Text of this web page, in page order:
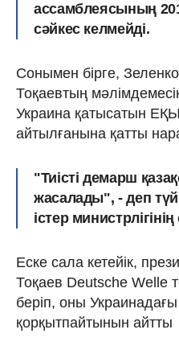
ассамблеясының
сәйкес келмейді.
Сонымен бірге,
Тоқаевтың
Украина қатысатын
айтылғанына қатты
"Тиісті демарш
жасалады", - деп
істер министрлігінің
Еске сала кетейік,
Тоқаев Deutsche Welle
беріп, оны
қорқытпайтынын айтты